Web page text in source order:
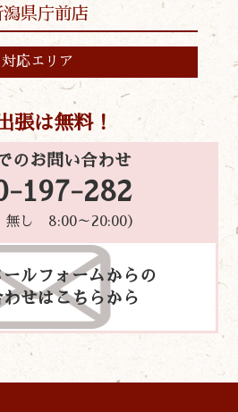
潟県庁前店
対応エリア
張は無料！
のお問い合わせ
197-282
無し 8:00～20:00）
ルフォームからの
わせはこちらから